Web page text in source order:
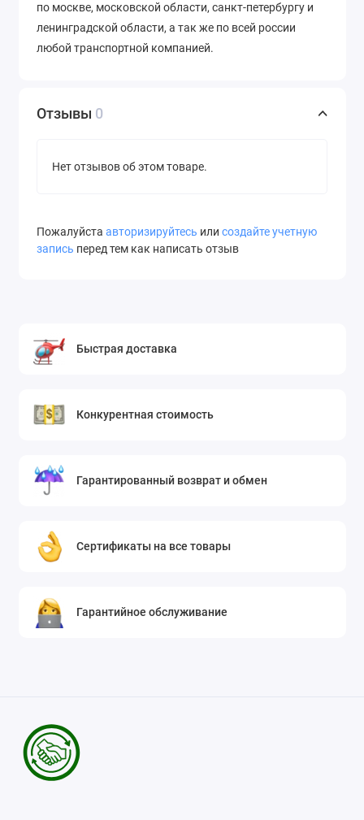
по москве, московской области, санкт-петербургу и
ленинградской области, а так же по всей россии
любой транспортной компанией.
Отзывы 0
Нет отзывов об этом товаре.
Пожалуйста авторизируйтесь или создайте учетную
запись перед тем как написать отзыв
Быстрая доставка
Конкурентная стоимость
Гарантированный возврат и обмен
Сертификаты на все товары
Гарантийное обслуживание